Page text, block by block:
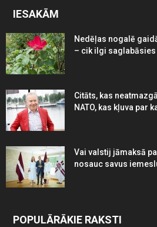
IESAKĀM
Nedēļas nogalē
– cik ilgi
Citāts, kas
NATO, kas kļuva par
Vai valstij jāmaksā
nosauc savus
POPULĀRĀKIE RAKSTI